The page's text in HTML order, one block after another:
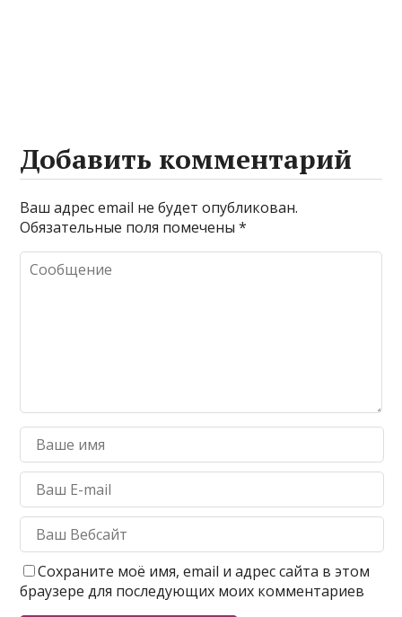
Добавить комментарий
Ваш адрес email не будет опубликован.
Обязательные поля помечены*
Сохраните моё имя, email и адрес сайта в этом
браузере для последующих моих комментариев